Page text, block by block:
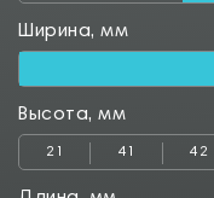
Ширина, мм
Высота, мм
21 41 42